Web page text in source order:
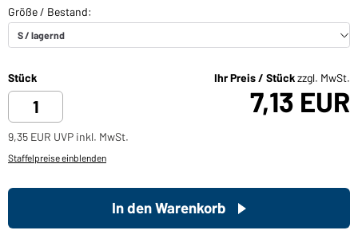
Stück Ihr Preis / Stückzzgl. MwSt.
7,13 EUR
9,35 EUR UVP inkl. MwSt.
Staffelpreise einblenden
In den Warenkorb